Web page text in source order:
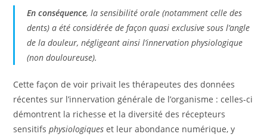
En conséquence,la sensibilité orale (notamment celle des
dents) a été considérée de façon quasi exclusive sous l’angle
de la douleur, négligeant ainsi l’innervation physiologique
(non douloureuse).
Cette façon de voir privait les thérapeutes des données
récentes sur l’innervation générale de l’organisme : celles-ci
démontrent la richesse et la diversité des récepteurs
sensitifsphysiologiques et leur abondance numérique, y